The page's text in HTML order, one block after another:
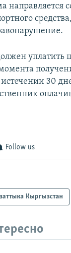
направляется
уплатить
30
Follow us
Кыргызстан